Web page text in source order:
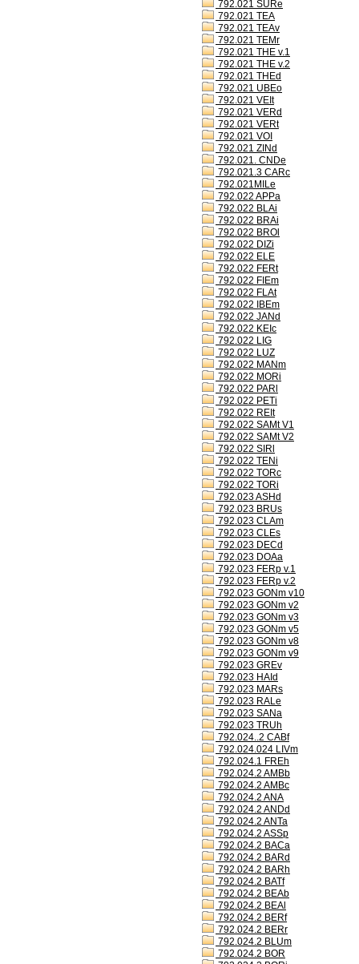
792.021 SURe
792.021 TEA
792.021 TEAv
792.021 TEMr
792.021 THE v.1
792.021 THE v.2
792.021 THEd
792.021 UBEo
792.021 VEIt
792.021 VERd
792.021 VERt
792.021 VOI
792.021 ZINd
792.021. CNDe
792.021.3 CARc
792.021MILe
792.022 APPa
792.022 BLAi
792.022 BRAi
792.022 BROl
792.022 DIZi
792.022 ELE
792.022 FERt
792.022 FIEm
792.022 FLAt
792.022 IBEm
792.022 JANd
792.022 KEIc
792.022 LIG
792.022 LUZ
792.022 MANm
792.022 MORi
792.022 PARl
792.022 PETi
792.022 REIt
792.022 SAMt V1
792.022 SAMt V2
792.022 SIRl
792.022 TENi
792.022 TORc
792.022 TORi
792.023 ASHd
792.023 BRUs
792.023 CLAm
792.023 CLEs
792.023 DECd
792.023 DOAa
792.023 FERp v.1
792.023 FERp v.2
792.023 GONm v10
792.023 GONm v2
792.023 GONm v3
792.023 GONm v5
792.023 GONm v8
792.023 GONm v9
792.023 GREv
792.023 HAId
792.023 MARs
792.023 RALe
792.023 SANa
792.023 TRUh
792.024..2 CABf
792.024.024 LIVm
792.024.1 FREh
792.024.2 AMBb
792.024.2 AMBc
792.024.2 ANA
792.024.2 ANDd
792.024.2 ANTa
792.024.2 ASSp
792.024.2 BACa
792.024.2 BARd
792.024.2 BARh
792.024.2 BATf
792.024.2 BEAb
792.024.2 BEAl
792.024.2 BERf
792.024.2 BERr
792.024.2 BLUm
792.024.2 BOR